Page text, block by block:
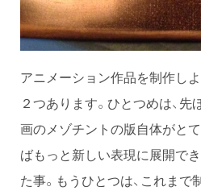
アニメーション作品を制作し
２つあります。ひとつめは、
画のメゾチントの版自体がと
ばもっと新しい表現に展開で
た事。もうひとつは、これま